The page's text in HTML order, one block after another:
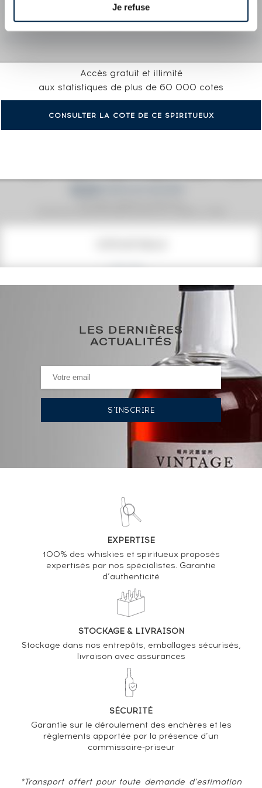
Je refuse
Accès gratuit et illimité
aux statistiques de plus de 60 000 cotes
CONSULTER LA COTE DE CE SPIRITUEUX
LA FAVORITE 2010 OF. SÉLECTION DE FÛTS
DE COGNAC BOTTLED 2018 HORS D'ÂGE
133€
(plus haut annuel)
0€ (plus bas annuel)
HISTORIQUE DES ADJUDICATIONS
VENDEZ-LE !
Analyse & Performance du spiritueux
La Favorite 2010 Of. Sélection de fûts de Cognac
bottled 2018 Hors d'Âge
VARIATION DE LA COTE
LES DERNIÈRES
ACTUALITÉS
EXPERTISE
100% des whiskies et spiritueux proposés
expertisés par nos spécialistes. Garantie
d’authenticité
STOCKAGE & LIVRAISON
Stockage dans nos entrepôts, emballages sécurisés,
livraison avec assurances
SÉCURITÉ
Garantie sur le déroulement des enchères et les
règlements apportée par la présence d’un
commissaire-priseur
*Transport offert pour toute demande d’estimation